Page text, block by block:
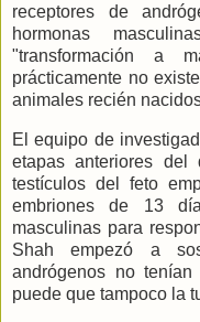
receptores de
hormonas
"transformación a
prácticamente no
animales recién
El equipo de
etapas anteriores del
testículos del feto
embriones de 13
masculinas para
Shah empezó a
andrógenos no
puede que tampoco la